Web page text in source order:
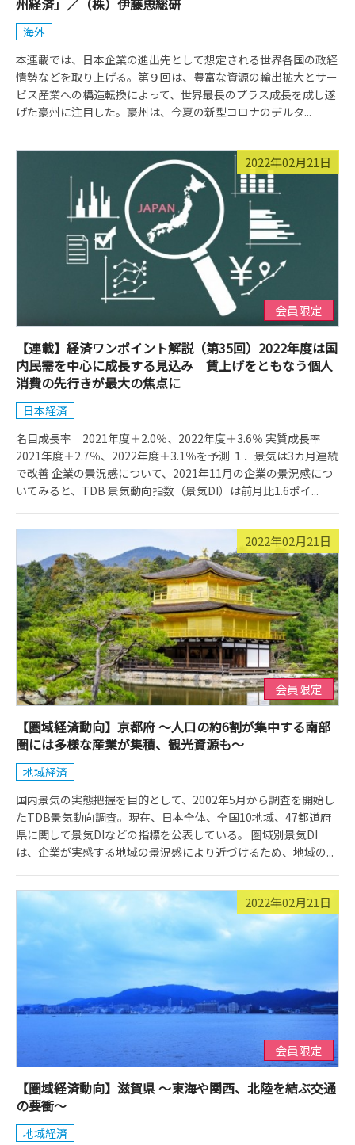
州経済」／（株）伊藤忠総研
海外
本連載では、日本企業の進出先として想定される世界各国の政経
情勢などを取り上げる。第９回は、豊富な資源の輸出拡大とサー
ビス産業への構造転換によって、世界最長のプラス成長を成し遂
げた豪州に注目した。豪州は、今夏の新型コロナのデルタ...
2022年02月21日
会員限定
【連載】経済ワンポイント解説（第35回）2022年度は国
内民需を中心に成長する見込み 賃上げをともなう個人
消費の先行きが最大の焦点に
日本経済
名目成長率 2021年度＋2.0％、2022年度＋3.6％ 実質成長率
2021年度＋2.7％、2022年度＋3.1％を予測 １．景気は3カ月連続
で改善 企業の景況感について、2021年11月の企業の景況感につ
いてみると、TDB 景気動向指数（景気DI）は前月比1.6ポイ...
2022年02月21日
会員限定
【圏域経済動向】京都府 ～人口の約6割が集中する南部
圏には多様な産業が集積、観光資源も～
地域経済
国内景気の実態把握を目的として、2002年5月から調査を開始し
たTDB景気動向調査。現在、日本全体、全国10地域、47都道府
県に関して景気DIなどの指標を公表している。 圏域別景気DI
は、企業が実感する地域の景況感により近づけるため、地域の...
2022年02月21日
会員限定
【圏域経済動向】滋賀県 ～東海や関西、北陸を結ぶ交通
の要衝～
地域経済